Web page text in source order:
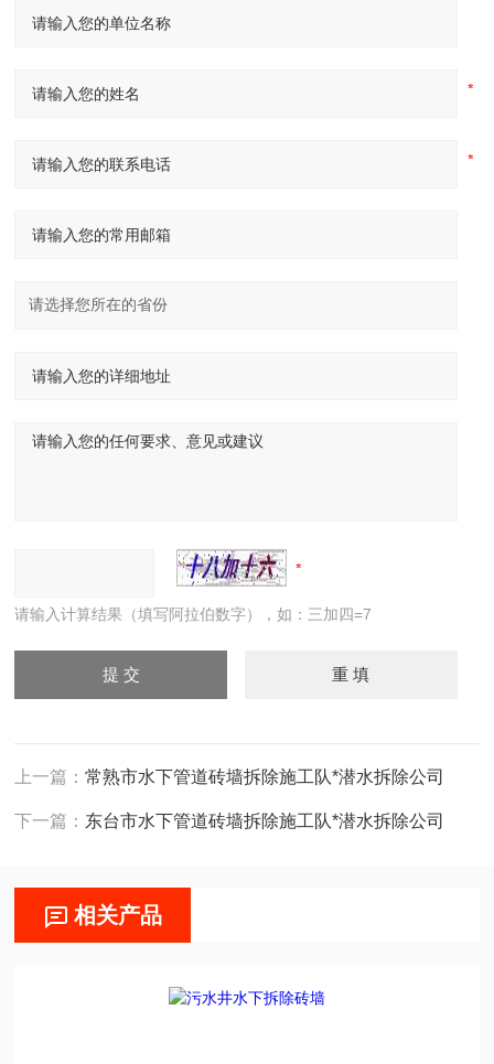
请输入计算结果（填写阿拉伯数字），如：三加四=7
上一篇：常熟市水下管道砖墙拆除施工队*潜水拆除公司
下一篇： 东台市水下管道砖墙拆除施工队*潜水拆除公司
相关产品